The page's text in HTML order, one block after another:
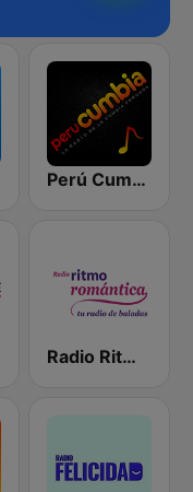
Perú Cumbia Radio
Radio Ritmo Romántica